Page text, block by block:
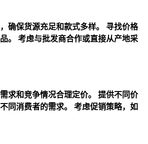
确保货源充足和款式多样。
寻找价格
。
考虑与批发商合作或直接从产地采
求和竞争情况合理定价。
提供不同价
同消费者的需求。
考虑促销策略，如